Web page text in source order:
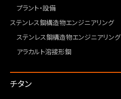
プラント・設備
ステンレス鋼構造物エンジニアリング
ステンレス鋼構造物エンジニアリング
アラカルト溶接形鋼
チタン